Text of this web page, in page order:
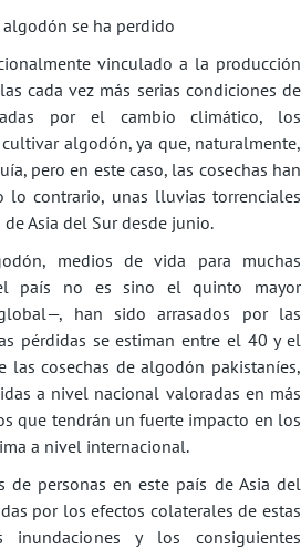
se ha perdido
vinculado a la producción
cada vez más serias condiciones de
por el cambio climático, los
algodón, ya que, naturalmente,
pero en este caso, las cosechas han
lo contrario, unas lluvias torrenciales
Asia del Sur desde junio.
medios de vida para muchas
país no es sino el quinto mayor
han sido arrasados por las
pérdidas se estiman entre el 40 y el
cosechas de algodón pakistaníes,
a nivel nacional valoradas en más
que tendrán un fuerte impacto en los
a nivel internacional.
personas en este país de Asia del
por los efectos colaterales de estas
inundaciones y los consiguientes